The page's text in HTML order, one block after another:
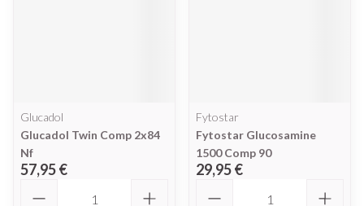
Glucadol
Glucadol Twin Comp 2x84
Nf
57,95 €
Fytostar
Fytostar Glucosamine
1500 Comp 90
29,95 €